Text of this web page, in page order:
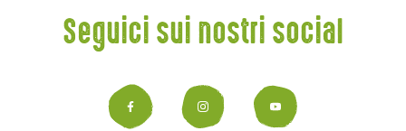
Seguici sui nostri social
Facebook
Instagram